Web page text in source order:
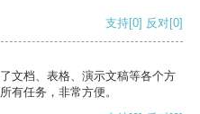
支持[0] 反对[0]
文档、表格、演示文稿等各个方
有任务，非常方便。